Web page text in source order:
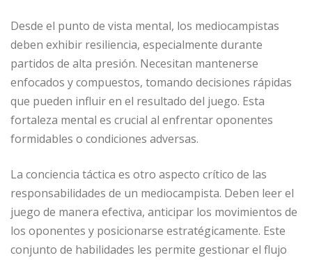
Desde el punto de vista mental, los mediocampistas
deben exhibir resiliencia, especialmente durante
partidos de alta presión. Necesitan mantenerse
enfocados y compuestos, tomando decisiones rápidas
que pueden influir en el resultado del juego. Esta
fortaleza mental es crucial al enfrentar oponentes
formidables o condiciones adversas.
La conciencia táctica es otro aspecto crítico de las
responsabilidades de un mediocampista. Deben leer el
juego de manera efectiva, anticipar los movimientos de
los oponentes y posicionarse estratégicamente. Este
conjunto de habilidades les permite gestionar el flujo